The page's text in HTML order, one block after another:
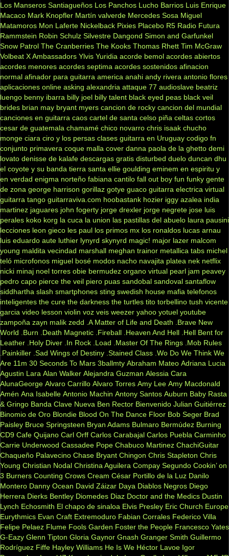
Los Manseros Santiagueños Los Panchos Lucho Barrios Luis Enrique
Macaco Mark Knopfler Martín valverde Mercedes Sosa Miguel
Matamoros Mon Laferte Nickelback Pixies Placebo R5 Radio Futura
Rammstein Robin Schulz Silvestre Dangond Simon and Garfunkel
Snow Patrol The Cranberries The Kooks Thomas Rhett Tim McGraw
Volbeat X Ambassadors Ylvis Yuridia acorde bemol acordes abiertos
acordes menores acordes septima acordes sostenidos afinacion
normal afinador para guitarra america anahi andy rivera antonio flores
aplicaciones online asking alexandria attaque 77 audioslave beatriz
luengo benny ibarra billy joel billy talent black eyed peas black veil
brides brian may bryant myers cancion de rocky cancion del mundial
canciones en guitarra caos cartel de santa celso piña celtas cortos
cesar de guatemala chamamé chico novarro chris isaak chucho
monge ciara ciro y los persas clases guitarra en Uruguay codigo fn
conjunto primavera coque malla cover danna paola de la ghetto demi
lovato denisse de kalafe descargas gratis disturbed duelo duncan dhu
el coyote y su banda tierra santa ellie goulding eminem en espiritu y
en verdad enigma norteño fabiana cantilo fall out boy fun funky gente
de zona george harrison gorillaz gotye guaco guitarra electrica virtual
guitarra tango guitarraviva.com hoobastank hozier iggy azalea india
martinez jaguares john fogerty jorge drexler jorge negrete jose luis
perales koko korg la cuca la union las pastillas del abuelo laura pausini
lecciones leon gieco les paul los primos mx los ronaldos lucas arnau
luis eduardo aute luthier lynyrd skynyrd magic! major lazer malcom
young maldita vecindad marshall meghan trainor metallica tabs michel
teló microfonos miguel bosé modos nacho navajita platea nek netflix
nicki minaj noel torres obie bermudez organo virtual pearl jam peavey
pedro capo pierce the veil piero puas sandobal sandoval santaflow
siddhartha slash smartphones sting swedish house mafia telefonos
inteligentes the cure the darkness the turtles tito torbellino tush vicente
garcia video lesson violin voz veis weezer yahoo yotuel youtube
zampoña zayn malik zedd .A Matter of Life and Death
.Brave New
World
.Burn .Death Magnetic .Fireball .Heaven And Hell .Hell Bent for
Leather .Holy Diver .In Rock .Load .Master Of The Rings .Mob Rules
.Painkiller .Sad Wings of Destiny .Stained Class .Wo Do We Think We
Are 11m 30 Seconds To Mars 3ballmty Abraham Mateo Adriana Lucia
Agustin Lara Alan Walker Alejandra Guzman Alessia Cara
AlunaGeorge Alvaro Carrillo Alvaro Torres Amy Lee Amy Macdonald
Amén Ana Isabelle Antonio Machin Antony Santos Auburn Baby Rasta
& Gringo Banda Clave Nueva Ben Rector Bienvenido Julian Guitiérrez
Binomio de Oro Blondie Blood On The Dance Floor Bob Seger Brad
Paisley Bruce Springsteen Bryan Adams Bulmaro Bermúdez Burning
CD9 Cafe Quijano Carl Orff Carlos Carabajal Carlos Puebla Carminho
Carrie Underwood Cassadee Pope Chabuco Martinez ChachiGuitar
Chaqueño Palavecino Chase Bryant Chingon Chris Stapleton Chris
Young Christian Nodal Christina Aguilera Compay Segundo Cookin’ on
3 Burners Counting Crows Cream César Portillo de la Luz Danilo
Montero Danny Ocean David Záizar Daya Diablos Negros Diego
Herrera Dierks Bentley Diomedes Diaz Doctor and the Medics Dustin
Lynch Echosmith El chapo de sinaloa Elvis Presley Eric Church Europe
Eurythmics Evan Craft Extremoduro Fabian Corrales Federico Villa
Felipe Pelaez Flume Fools Garden Foster the People Francesco Yates
G-Eazy Glenn Tipton Gloria Gaynor Gnash Granger Smith Guillermo
Rodríguez Fiffe Hayley Williams He Is We Héctor Lavoe Igor